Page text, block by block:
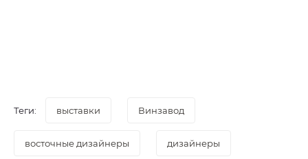
Теги: выставки Винзавод
восточные дизайнеры дизайнеры